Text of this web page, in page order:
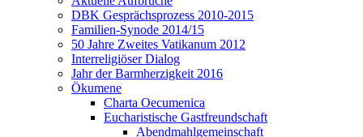
DBK Gesprächsprozess 2010-2015
Familien-Synode 2014/15
50 Jahre Zweites Vatikanum 2012
Interreligiöser Dialog
Jahr der Barmherzigkeit 2016
Ökumene
Charta Oecumenica
Eucharistische Gastfreundschaft
Abendmahlgemeinschaft